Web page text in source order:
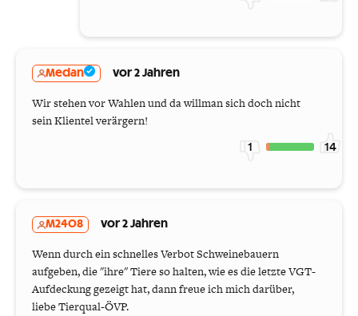
Medan vor 2 Jahren
Wir stehen vor Wahlen und da willman sich doch nicht
sein Klientel verärgern!
1 14
M2408 vor 2 Jahren
Wenn durch ein schnelles Verbot Schweinebauern
aufgeben, die "ihre" Tiere so halten, wie es die letzte VGT-
Aufdeckung gezeigt hat, dann freue ich mich darüber,
liebe Tierqual-ÖVP.